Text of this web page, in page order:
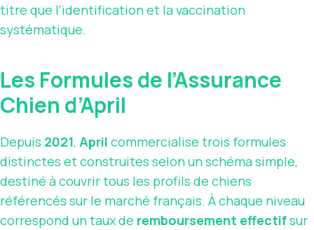
titre que l’identification et la vaccination
systématique.
Les Formules de l’Assurance
Chien d’April
Depuis 2021, April commercialise trois formules
distinctes et construites selon un schéma simple,
destiné à couvrir tous les profils de chiens
référencés sur le marché français. À chaque niveau
correspond un taux de remboursement effectifsur